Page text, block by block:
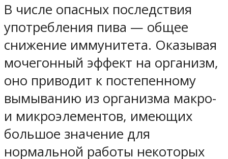
В числе опасных последствия
употребления пива — общее
снижение иммунитета. Оказывая
мочегонный эффект на организм,
оно приводит к постепенному
вымыванию из организма макро-
и микроэлементов, имеющих
большое значение для
нормальной работы некоторых